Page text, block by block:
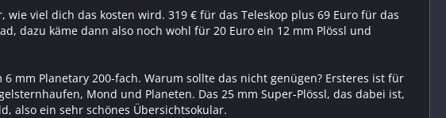
viel dich das kosten wird. 319 € für das Teleskop plus 69 Euro für das
dazu käme dann also noch wohl für 20 Euro ein 12 mm Plössl und
mm Planetary 200-fach. Warum sollte das nicht genügen? Ersteres ist für
Mond und Planeten. Das 25 mm Super-Plössl, das dabei ist,
also ein sehr schönes Übersichtsokular.